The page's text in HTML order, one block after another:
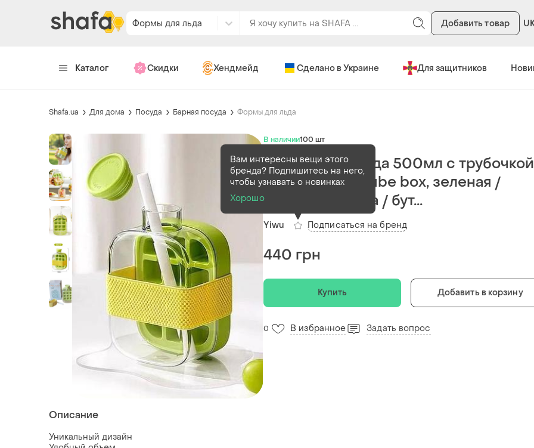
Формы для льда Добавить товар
Каталог Скидки Хендмейд Сделано в Украине Для защитников
Shafa.ua Для дома Посуда Барная посуда Формы для льда
В наличии100 шт
Бутылка для льда 500мл с
крышкой, ice cube box, зеленая /
форма для льда / бут...
Yiwu
Вам интересны вещи этого
бренда? Подпишитесь на него,
чтобы узнавать о новинках
Хорошо
Подписаться на бренд
440 грн
Купить Добавить в корзину
0 В избранное Задать вопрос
Описание
Уникальный дизайн